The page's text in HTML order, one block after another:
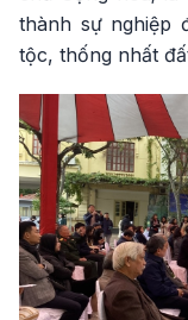
thành sự nghiệp
tộc, thống nhất